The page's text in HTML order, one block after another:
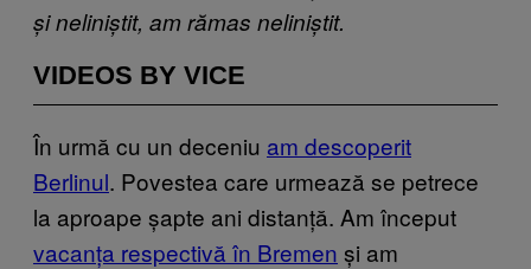
și neliniștit, am rămas neliniștit.
VIDEOS BY VICE
În urmă cu un deceniu am descoperit
Berlinul. Povestea care urmează se petrece
la aproape șapte ani distanță. Am început
vacanța respectivă în Bremen și am